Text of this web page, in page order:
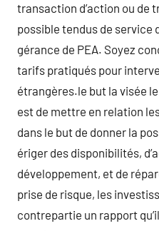
transaction d’action ou de
possible tendus de service
gérance de PEA. Soyez
tarifs pratiqués pour
étrangères.le but la visée
est de mettre en relation
dans le but de donner la
ériger des disponibilités,
développement, et de
prise de risque, les
contrepartie un rapport